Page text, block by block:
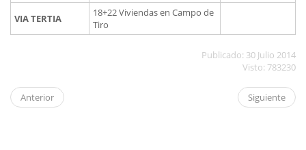
VIA TERTIA
18+22 Viviendas en Campo de
Tiro
Publicado: 30 Julio 2014
Visto: 783230
Anterior Siguiente